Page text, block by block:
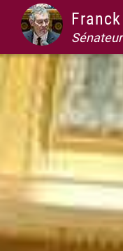
Passer
la
navigation
principale
Passer
contenu
Passer
la
principale
Passer
pied